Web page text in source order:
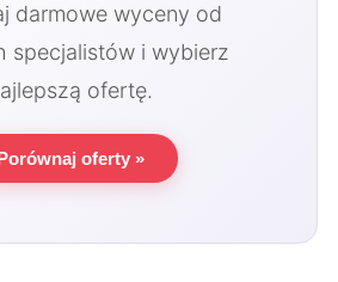
darmowe wyceny od
specjalistów i wybierz
ofertę.
oferty »